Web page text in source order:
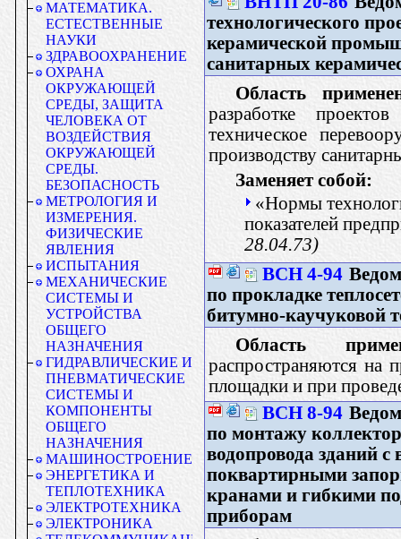
МАТЕМАТИКА.
ЕСТЕСТВЕННЫЕ
НАУКИ
ЗДРАВООХРАНЕНИЕ
ОХРАНА
ОКРУЖАЮЩЕЙ
СРЕДЫ, ЗАЩИТА
ЧЕЛОВЕКА ОТ
ВОЗДЕЙСТВИЯ
ОКРУЖАЮЩЕЙ
СРЕДЫ.
БЕЗОПАСНОСТЬ
МЕТРОЛОГИЯ И
ИЗМЕРЕНИЯ.
ФИЗИЧЕСКИЕ
ЯВЛЕНИЯ
ИСПЫТАНИЯ
МЕХАНИЧЕСКИЕ
СИСТЕМЫ И
УСТРОЙСТВА
ОБЩЕГО
НАЗНАЧЕНИЯ
ГИДРАВЛИЧЕСКИЕ И
ПНЕВМАТИЧЕСКИЕ
СИСТЕМЫ И
КОМПОНЕНТЫ
ОБЩЕГО
НАЗНАЧЕНИЯ
МАШИНОСТРОЕНИЕ
ЭНЕРГЕТИКА И
ТЕПЛОТЕХНИКА
ЭЛЕКТРОТЕХНИКА
ЭЛЕКТРОНИКА
технологического
керамической
санитарных
Область
разработке
техническое
производству
Заменяет собой:
«Нормы
показателей
28.04.73)
ВСН 4-94
по прокладке
битумно-каучуковой
Область
распространяются на
площадки и при
ВСН 8-94
по монтажу
водопровода зданий с
поквартирными
кранами и гибкими
приборам